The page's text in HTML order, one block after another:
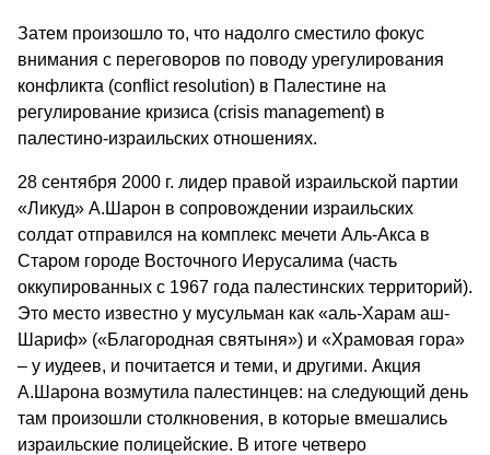
Затем произошло то, что надолго сместило фокус
внимания с переговоров по поводу урегулирования
конфликта (conflict resolution) в Палестине на
регулирование кризиса (crisis management) в
палестино-израильских отношениях.
28 сентября 2000 г. лидер правой израильской партии
«Ликуд» А.Шарон в сопровождении израильских
солдат отправился на комплекс мечети Аль-Акса в
Старом городе Восточного Иерусалима (часть
оккупированных с 1967 года палестинских территорий).
Это место известно у мусульман как «аль-Харам аш-
Шариф» («Благородная святыня») и «Храмовая гора»
– у иудеев, и почитается и теми, и другими. Акция
А.Шарона возмутила палестинцев: на следующий день
там произошли столкновения, в которые вмешались
израильские полицейские. В итоге четверо